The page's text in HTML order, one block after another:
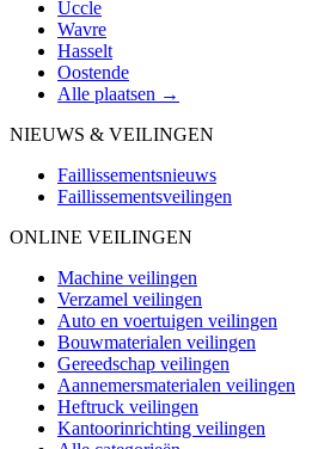
Uccle
Wavre
Hasselt
Oostende
Alle plaatsen →
NIEUWS & VEILINGEN
Faillissementsnieuws
Faillissementsveilingen
ONLINE VEILINGEN
Machine veilingen
Verzamel veilingen
Auto en voertuigen veilingen
Bouwmaterialen veilingen
Gereedschap veilingen
Aannemersmaterialen veilingen
Heftruck veilingen
Kantoorinrichting veilingen